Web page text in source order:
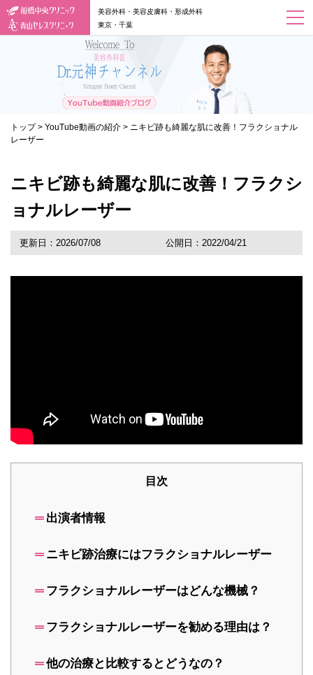
美容外科・美容皮膚科・形成外科
東京・千葉
トップ > YouTube動画の紹介 > ニキビ跡も綺麗な肌に改善！フラクショナル
レーザー
ニキビ跡も綺麗な肌に改善！フラクシ
ョナルレーザー
更新日：2026/07/08 公開日：2022/04/21
目次
出演者情報
ニキビ跡治療にはフラクショナルレーザー
フラクショナルレーザーはどんな機械？
フラクショナルレーザーを勧める理由は？
他の治療と比較するとどうなの？